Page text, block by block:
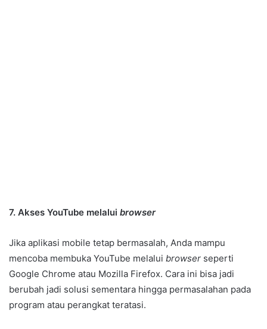
7. Akses YouTube melalui browser
Jika aplikasi mobile tetap bermasalah, Anda mampu
mencoba membuka YouTube melalui browser seperti
Google Chrome atau Mozilla Firefox. Cara ini bisa jadi
berubah jadi solusi sementara hingga permasalahan pada
program atau perangkat teratasi.